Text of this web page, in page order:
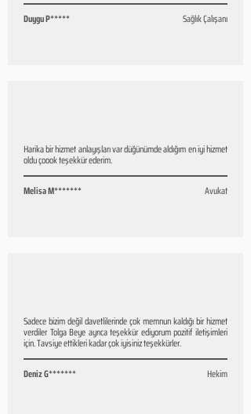
Duygu P***** Sağlık Çalışanı
Harika bir hizmet anlayışları var düğünümde aldığım en iyi hizmet
oldu çoook teşekkür ederim.
Melisa M******* Avukat
Sadece bizim değil davetlilerinde çok memnun kaldığı bir hizmet
verdiler Tolga Beye ayrıca teşekkür ediyorum pozitif iletişimleri
için. Tavsiye ettikleri kadar çok iyisiniz teşekkürler.
Deniz G******* Hekim